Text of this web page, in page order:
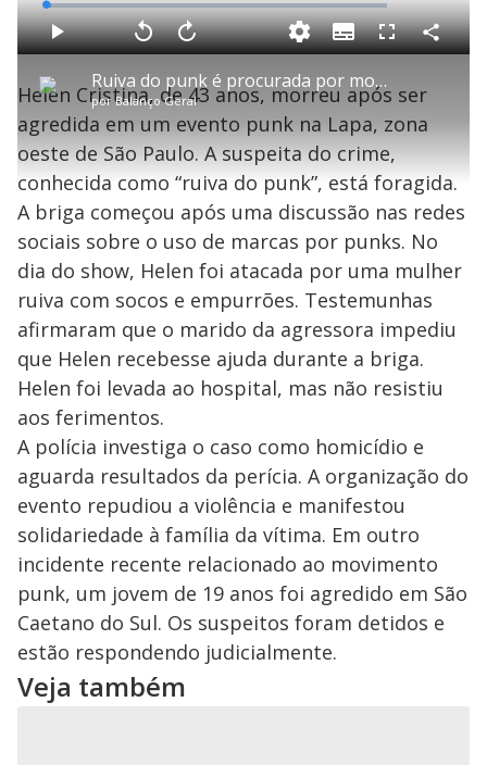
Opens in new window
P
l
a
y
V
i
d
e
o
Ruiva do punk é procurada por morte durante show em SP
porBalanço Geral
P V
t
a
r
0
e
g
n
d
s
A
n
a
1
s
e
u
n
o
s
M
u
d
o
L
o
a
d
e
:
1
.
5
7
%
S
u
b
i
s
F
s
c
e
n
C
o
Helen Cristina, de 43 anos, morreu após ser
agredida em um evento punk na Lapa, zona
oeste de São Paulo. A suspeita do crime,
conhecida como “ruiva do punk”, está foragida.
A briga começou após uma discussão nas redes
sociais sobre o uso de marcas por punks. No
dia do show, Helen foi atacada por uma mulher
ruiva com socos e empurrões. Testemunhas
afirmaram que o marido da agressora impediu
que Helen recebesse ajuda durante a briga.
Helen foi levada ao hospital, mas não resistiu
aos ferimentos.
A polícia investiga o caso como homicídio e
aguarda resultados da perícia. A organização do
evento repudiou a violência e manifestou
solidariedade à família da vítima. Em outro
incidente recente relacionado ao movimento
punk, um jovem de 19 anos foi agredido em São
Caetano do Sul. Os suspeitos foram detidos e
estão respondendo judicialmente.
Veja também